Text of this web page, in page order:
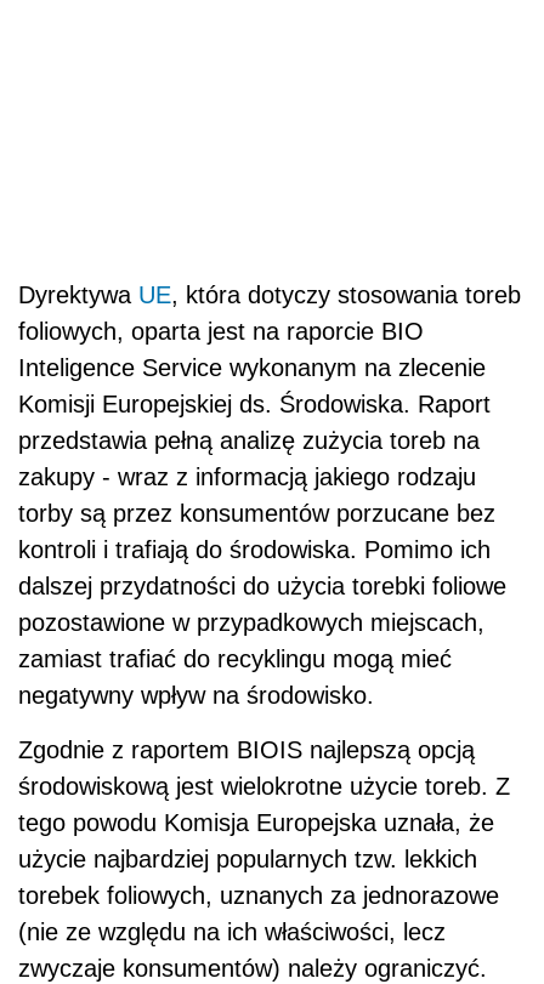
Dyrektywa UE, która dotyczy stosowania toreb
foliowych, oparta jest na raporcie BIO
Inteligence Service wykonanym na zlecenie
Komisji Europejskiej ds. Środowiska. Raport
przedstawia pełną analizę zużycia toreb na
zakupy - wraz z informacją jakiego rodzaju
torby są przez konsumentów porzucane bez
kontroli i trafiają do środowiska. Pomimo ich
dalszej przydatności do użycia torebki foliowe
pozostawione w przypadkowych miejscach,
zamiast trafiać do recyklingu mogą mieć
negatywny wpływ na środowisko.
Zgodnie z raportem BIOIS najlepszą opcją
środowiskową jest wielokrotne użycie toreb. Z
tego powodu Komisja Europejska uznała, że
użycie najbardziej popularnych tzw. lekkich
torebek foliowych, uznanych za jednorazowe
(nie ze względu na ich właściwości, lecz
zwyczaje konsumentów) należy ograniczyć.